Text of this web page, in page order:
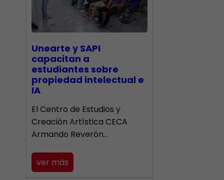
Unearte y SAPI
capacitan a
estudiantes sobre
propiedad intelectual e
IA
El Centro de Estudios y
Creación Artística CECA
Armando Reverón…
ver más